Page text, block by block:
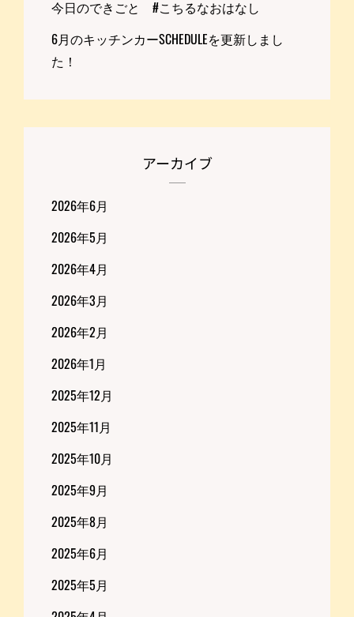
今日のできごと #こちるなおはなし
6月のキッチンカーSCHEDULEを更新しまし
た！
アーカイブ
2026年6月
2026年5月
2026年4月
2026年3月
2026年2月
2026年1月
2025年12月
2025年11月
2025年10月
2025年9月
2025年8月
2025年6月
2025年5月